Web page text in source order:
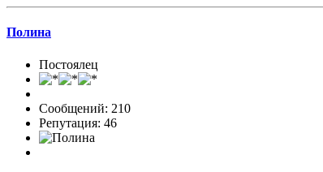
Полина
Постоялец
Сообщений: 210
Репутация: 46